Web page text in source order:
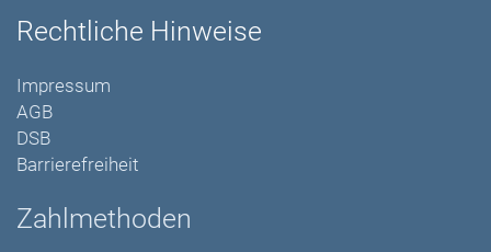
Rechtliche Hinweise
Impressum
AGB
DSB
Barrierefreiheit
Zahlmethoden